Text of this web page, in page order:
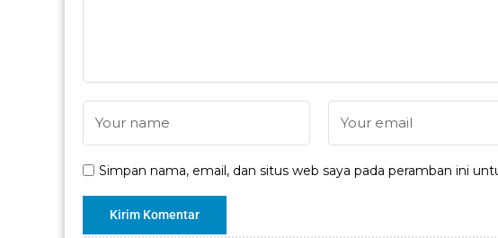
Simpan nama, email, dan situs web saya pada peramban ini